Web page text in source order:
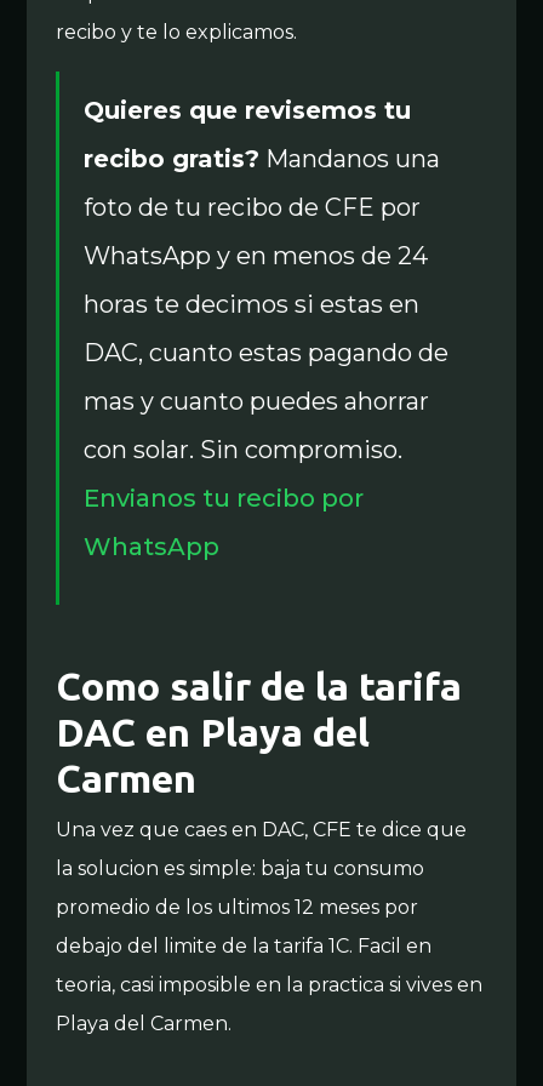
recibo y te lo explicamos.
Quieres que revisemos tu
recibo gratis? Mandanos una
foto de tu recibo de CFE por
WhatsApp y en menos de 24
horas te decimos si estas en
DAC, cuanto estas pagando de
mas y cuanto puedes ahorrar
con solar. Sin compromiso.
Envianos tu recibo por
WhatsApp
Como salir de la tarifa
DAC en Playa del
Carmen
Una vez que caes en DAC, CFE te dice que
la solucion es simple: baja tu consumo
promedio de los ultimos 12 meses por
debajo del limite de la tarifa 1C. Facil en
teoria, casi imposible en la practica si vives en
Playa del Carmen.